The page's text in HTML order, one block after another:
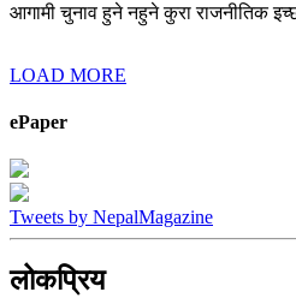
आगामी चुनाव हुने नहुने कुरा राजनीतिक
LOAD MORE
ePaper
Tweets by NepalMagazine
लोकप्रिय